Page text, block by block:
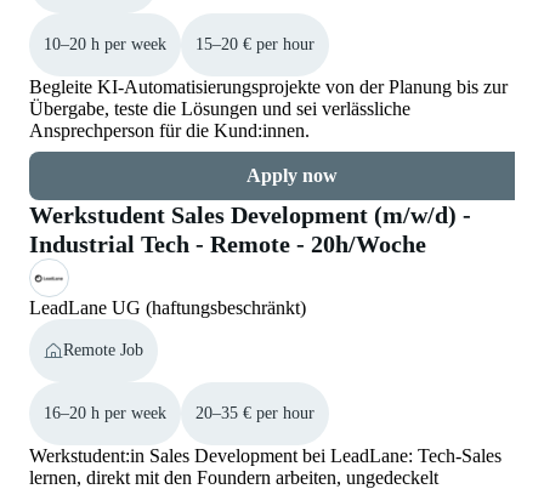
10–20 h per week 15–20 € per hour
Begleite KI-Automatisierungsprojekte von der Planung bis zur
Übergabe, teste die Lösungen und sei verlässliche
Ansprechperson für die Kund:innen.
Apply now
Werkstudent Sales Development (m/w/d) -
Industrial Tech - Remote - 20h/Woche
LeadLane UG (haftungsbeschränkt)
Remote Job
16–20 h per week 20–35 € per hour
Werkstudent:in Sales Development bei LeadLane: Tech-Sales
lernen, direkt mit den Foundern arbeiten, ungedeckelt